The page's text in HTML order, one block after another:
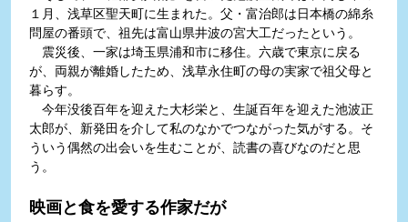
１月、浅草区聖天町に生まれた。父・富治郎は日本橋の綿糸
問屋の番頭で、祖先は富山県井波の宮大工だったという。
震災後、一家は埼玉県浦和市に移住。六歳で東京に戻る
が、両親が離婚したため、浅草永住町の母の実家で祖父母と
暮らす。
今年没後百年を迎えた大杉栄と、生誕百年を迎えた池波正
太郎が、新発田を介して私のなかでつながった気がする。そ
ういう偶然の出会いを生むことが、読書の喜びなのだと思
う。
映画と食を愛する作家だが